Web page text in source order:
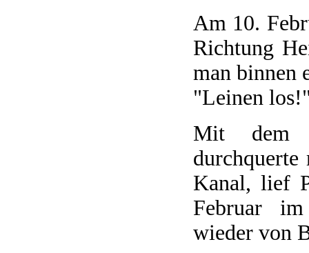
Am 10.
Richtung
man binnen
"Leinen
Mit dem
durchquerte
Kanal, lief
Februar
wieder von